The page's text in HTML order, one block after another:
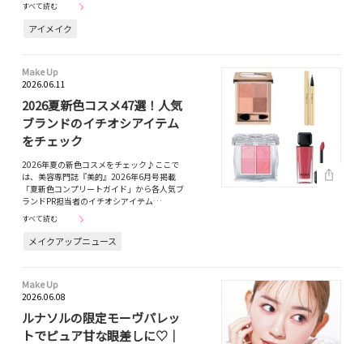
すべて読む
アイメイク
Make Up
2026.06.11
2026夏新色コスメ47選！人気
ブランドのイチオシアイテム
をチェック
2026年夏の新色コスメをチェック♪ここで
は、美容専門誌『美的』2026年6月号掲載
「夏新色コンプリートガイド」から各人気ブ
ランドPR担当者のイチオシアイテム…
すべて読む
メイクアップニュース
Make Up
2026.06.08
ルナソルの限定モーヴパレッ
トでピュア甘な眼差しに♡｜